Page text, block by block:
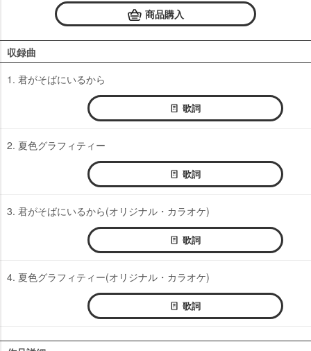
商品購入
収録曲
1. 君がそばにいるから
歌詞
2. 夏色グラフィティー
歌詞
3. 君がそばにいるから(オリジナル・カラオケ)
歌詞
4. 夏色グラフィティー(オリジナル・カラオケ)
歌詞